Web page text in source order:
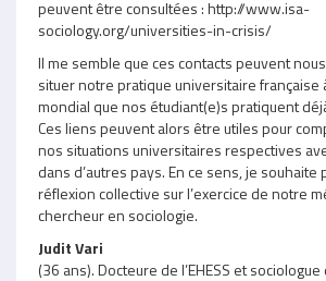
peuvent être consultées : http://www.isa-
sociology.org/universities-in-crisis/
Il me semble que ces contacts peuvent
situer notre pratique universitaire française
mondial que nos étudiant(e)s pratiquent
Ces liens peuvent alors être utiles pour
nos situations universitaires respectives
dans d’autres pays. En ce sens, je souhaite
réflexion collective sur l’exercice de notre
chercheur en sociologie.
Judit Vari
(36 ans). Docteure de l’EHESS et